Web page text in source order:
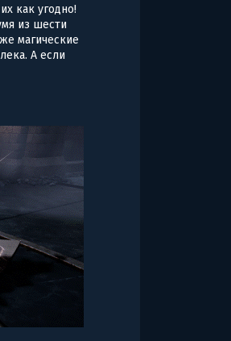
как угодно!
из шести
магические
А если